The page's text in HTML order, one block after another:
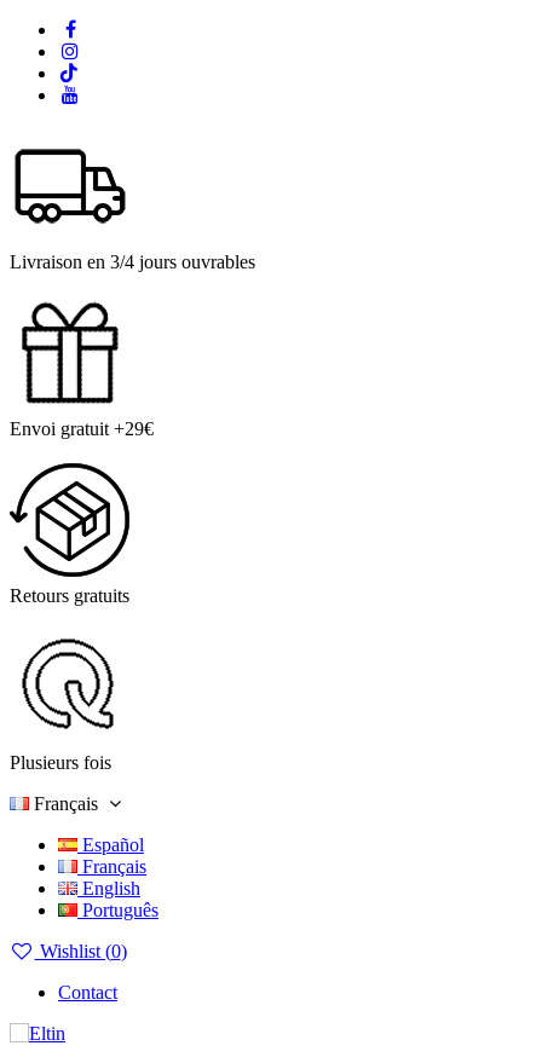
Livraison en 3/4 jours ouvrables
Envoi gratuit +29€
Retours gratuits
Plusieurs fois
Français
Español
Français
English
Português
Wishlist (0)
Contact